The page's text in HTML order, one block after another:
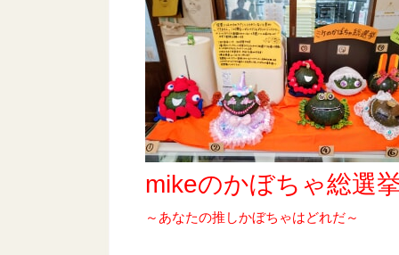
mikeのかぼちゃ総選
～あなたの推しかぼちゃはどれだ～